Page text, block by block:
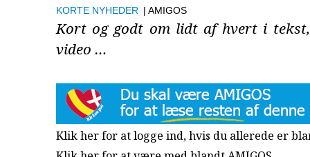
KORTE NYHEDER | AMIGOS
Kort og godt om lidt af hvert i
video …
Klik her for at logge ind, hvis du allerede er